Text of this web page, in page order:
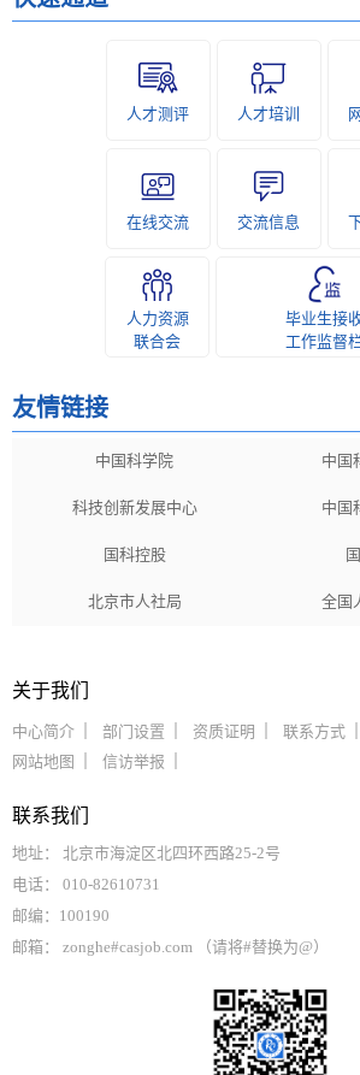
人才测评 人才培训
在线交流 交流信息
人力资源
联合会
毕业生接
工作监督
友情链接
中国科学院 中国
科技创新发展中心 中国
国科控股
北京市人社局 全国
关于我们
中心简介 部门设置 资质证明 联系方式
网站地图
信访举报
联系我们
地址： 北京市海淀区北四环西路25-2号
电话： 010-82610731
邮编：100190
邮箱： zonghe#casjob.com （请将#替换为@）